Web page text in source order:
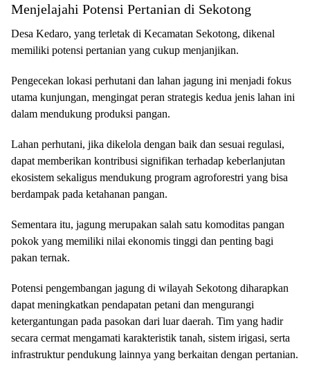
Menjelajahi Potensi Pertanian di Sekotong
Desa Kedaro, yang terletak di Kecamatan Sekotong, dikenal
memiliki potensi pertanian yang cukup menjanjikan.
Pengecekan lokasi perhutani dan lahan jagung ini menjadi fokus
utama kunjungan, mengingat peran strategis kedua jenis lahan ini
dalam mendukung produksi pangan.
Lahan perhutani, jika dikelola dengan baik dan sesuai regulasi,
dapat memberikan kontribusi signifikan terhadap keberlanjutan
ekosistem sekaligus mendukung program agroforestri yang bisa
berdampak pada ketahanan pangan.
Sementara itu, jagung merupakan salah satu komoditas pangan
pokok yang memiliki nilai ekonomis tinggi dan penting bagi
pakan ternak.
Potensi pengembangan jagung di wilayah Sekotong diharapkan
dapat meningkatkan pendapatan petani dan mengurangi
ketergantungan pada pasokan dari luar daerah. Tim yang hadir
secara cermat mengamati karakteristik tanah, sistem irigasi, serta
infrastruktur pendukung lainnya yang berkaitan dengan pertanian.